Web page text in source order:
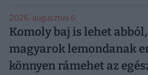
2026. augusztus 6.
Komoly baj is lehet
magyarok lemondanak
könnyen rámehet az